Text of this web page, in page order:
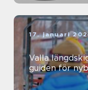
17. januari
Valla
guiden för